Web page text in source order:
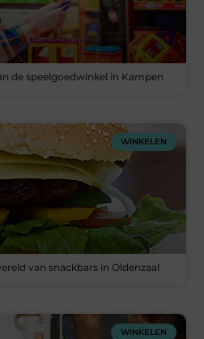
de speelgoedwinkel in Kampen
WINKELEN
van snackbars in Oldenzaal
WINKELEN